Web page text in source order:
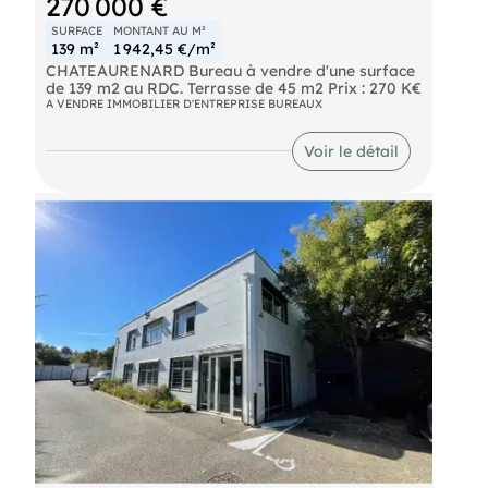
SURFACE
139 m²
MONTANT AU M²
1 942,45 €/m²
CHATEAURENARD Bureau à vendre d'une surface
de 139 m2 au RDC. Terrasse de 45 m2 Prix : 270 K€
A VENDRE IMMOBILIER D'ENTREPRISE BUREAUX
Voir le détail